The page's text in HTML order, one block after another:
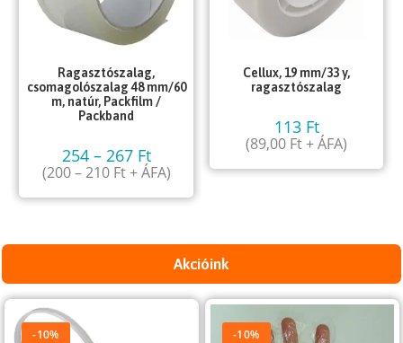
Ragasztószalag,
csomagolószalag 48 mm/60
m, natúr, Packfilm /
Packband
254 – 267 Ft
(200–210 Ft+ ÁFA)
Cellux, 19 mm/33 y,
ragasztószalag
113 Ft
(89,00 Ft+ ÁFA)
Akcióink
-10% -10%